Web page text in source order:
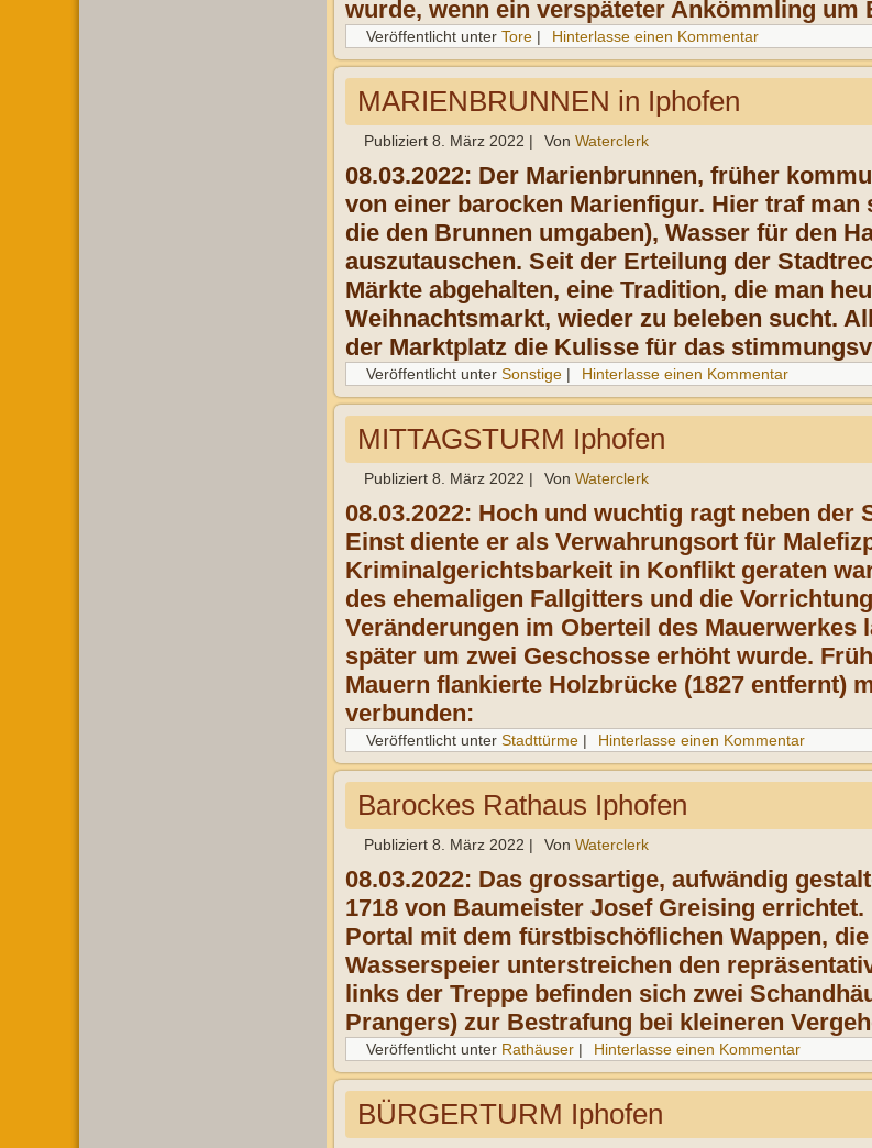
wurde, wenn ein verspäteter Ankömmling um
Veröffentlicht unter Tore | Hinterlasse einen Kommentar
MARIENBRUNNEN in Iphofen
Publiziert 8. März 2022 | Von Waterclerk
08.03.2022: Der Marienbrunnen, früher
von einer barocken Marienfigur. Hier traf
die den Brunnen umgaben), Wasser für den
auszutauschen. Seit der Erteilung der
Märkte abgehalten, eine Tradition, die man
Weihnachtsmarkt, wieder zu beleben sucht.
der Marktplatz die Kulisse für das
Veröffentlicht unter Sonstige | Hinterlasse einen Kommentar
MITTAGSTURM Iphofen
Publiziert 8. März 2022 | Von Waterclerk
08.03.2022: Hoch und wuchtig ragt neben der
Einst diente er als Verwahrungsort für Malefiz
Kriminalgerichtsbarkeit in Konflikt geraten
des ehemaligen Fallgitters und die
Veränderungen im Oberteil des Mauerwerkes
später um zwei Geschosse erhöht wurde.
Mauern flankierte Holzbrücke (1827 entfernt)
verbunden:
Veröffentlicht unter Stadttürme | Hinterlasse einen Kommentar
Barockes Rathaus Iphofen
Publiziert 8. März 2022 | Von Waterclerk
08.03.2022: Das grossartige, aufwändig
1718 von Baumeister Josef Greising
Portal mit dem fürstbischöflichen Wappen,
Wasserspeier unterstreichen den
links der Treppe befinden sich zwei
Prangers) zur Bestrafung bei kleineren
Veröffentlicht unter Rathäuser | Hinterlasse einen Kommentar
BÜRGERTURM Iphofen